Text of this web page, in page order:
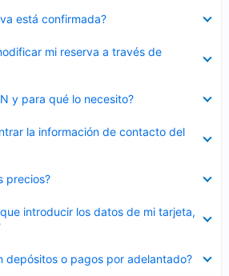
está confirmada?
mi reserva a través de
y para qué lo necesito?
la información de contacto del
precios?
introducir los datos de mi tarjeta,
depósitos o pagos por adelantado?